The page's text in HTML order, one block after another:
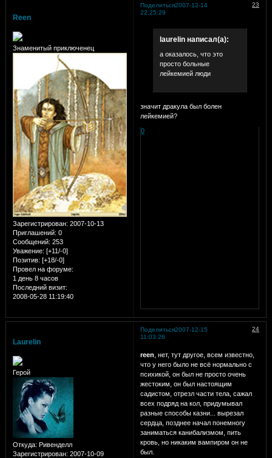
Поделиться 23
2007-12-14
22:25:29
Reen
Знаменитый приключенец
Зарегистрирован: 2007-10-13
Приглашений: 0
Сообщений: 253
Уважение: [+11/-0]
Позитив: [+18/-0]
Провел на форуме:
1 день 8 часов
Последний визит:
2008-05-28 11:19:40
laurelin написал(а):
а оказалось, что это
просто больные
лейкемией люди
значит дракула был болен
лейкемией?
0
Поделиться 24
2007-12-15
11:03:26
Laurelin
Герой
Откуда: Ривенделл
Зарегистрирован: 2007-10-09
reen , нет, тут другое, всем известно,
что у него было не всё нормально с
психикой, он был не просто очень
жестоким, он был настоящим
садистом, отрезл части тела, сажал
всех подряд на кол, придумывал
разные способы казни... вырезал
сердца, позднее начал понемногу
заниматься канибализмом, пить
кровь, но никаким вампиром он не
был.